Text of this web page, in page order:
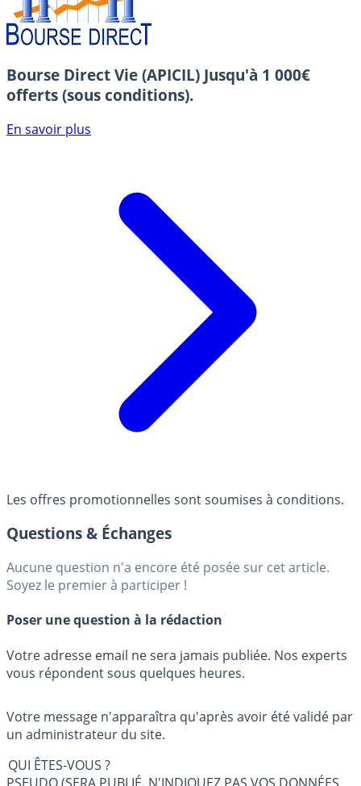
Bourse Direct Vie (APICIL) Jusqu'à 1 000€
offerts (sous conditions).
En savoir plus
Les offres promotionnelles sont soumises à conditions.
Questions & Échanges
Aucune question n'a encore été posée sur cet article.
Soyez le premier à participer !
Poser une question à la rédaction
Votre adresse email ne sera jamais publiée. Nos experts
vous répondent sous quelques heures.
Votre message n'apparaîtra qu'après avoir été validé par
un administrateur du site.
QUI ÊTES-VOUS ?